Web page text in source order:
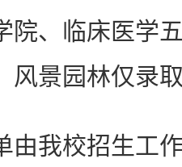
院、临床医学
风景园林仅录
我校招生工作